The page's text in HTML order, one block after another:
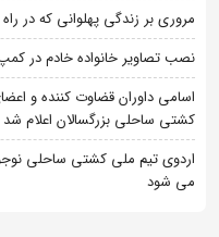
مروری بر زندگی پهلوانی که در
نصب تصاویر خانواده خادم در
اسامی داوران قضاوت کننده و
کشتی ساحلی بزرگسالان اعلام شد
می شود